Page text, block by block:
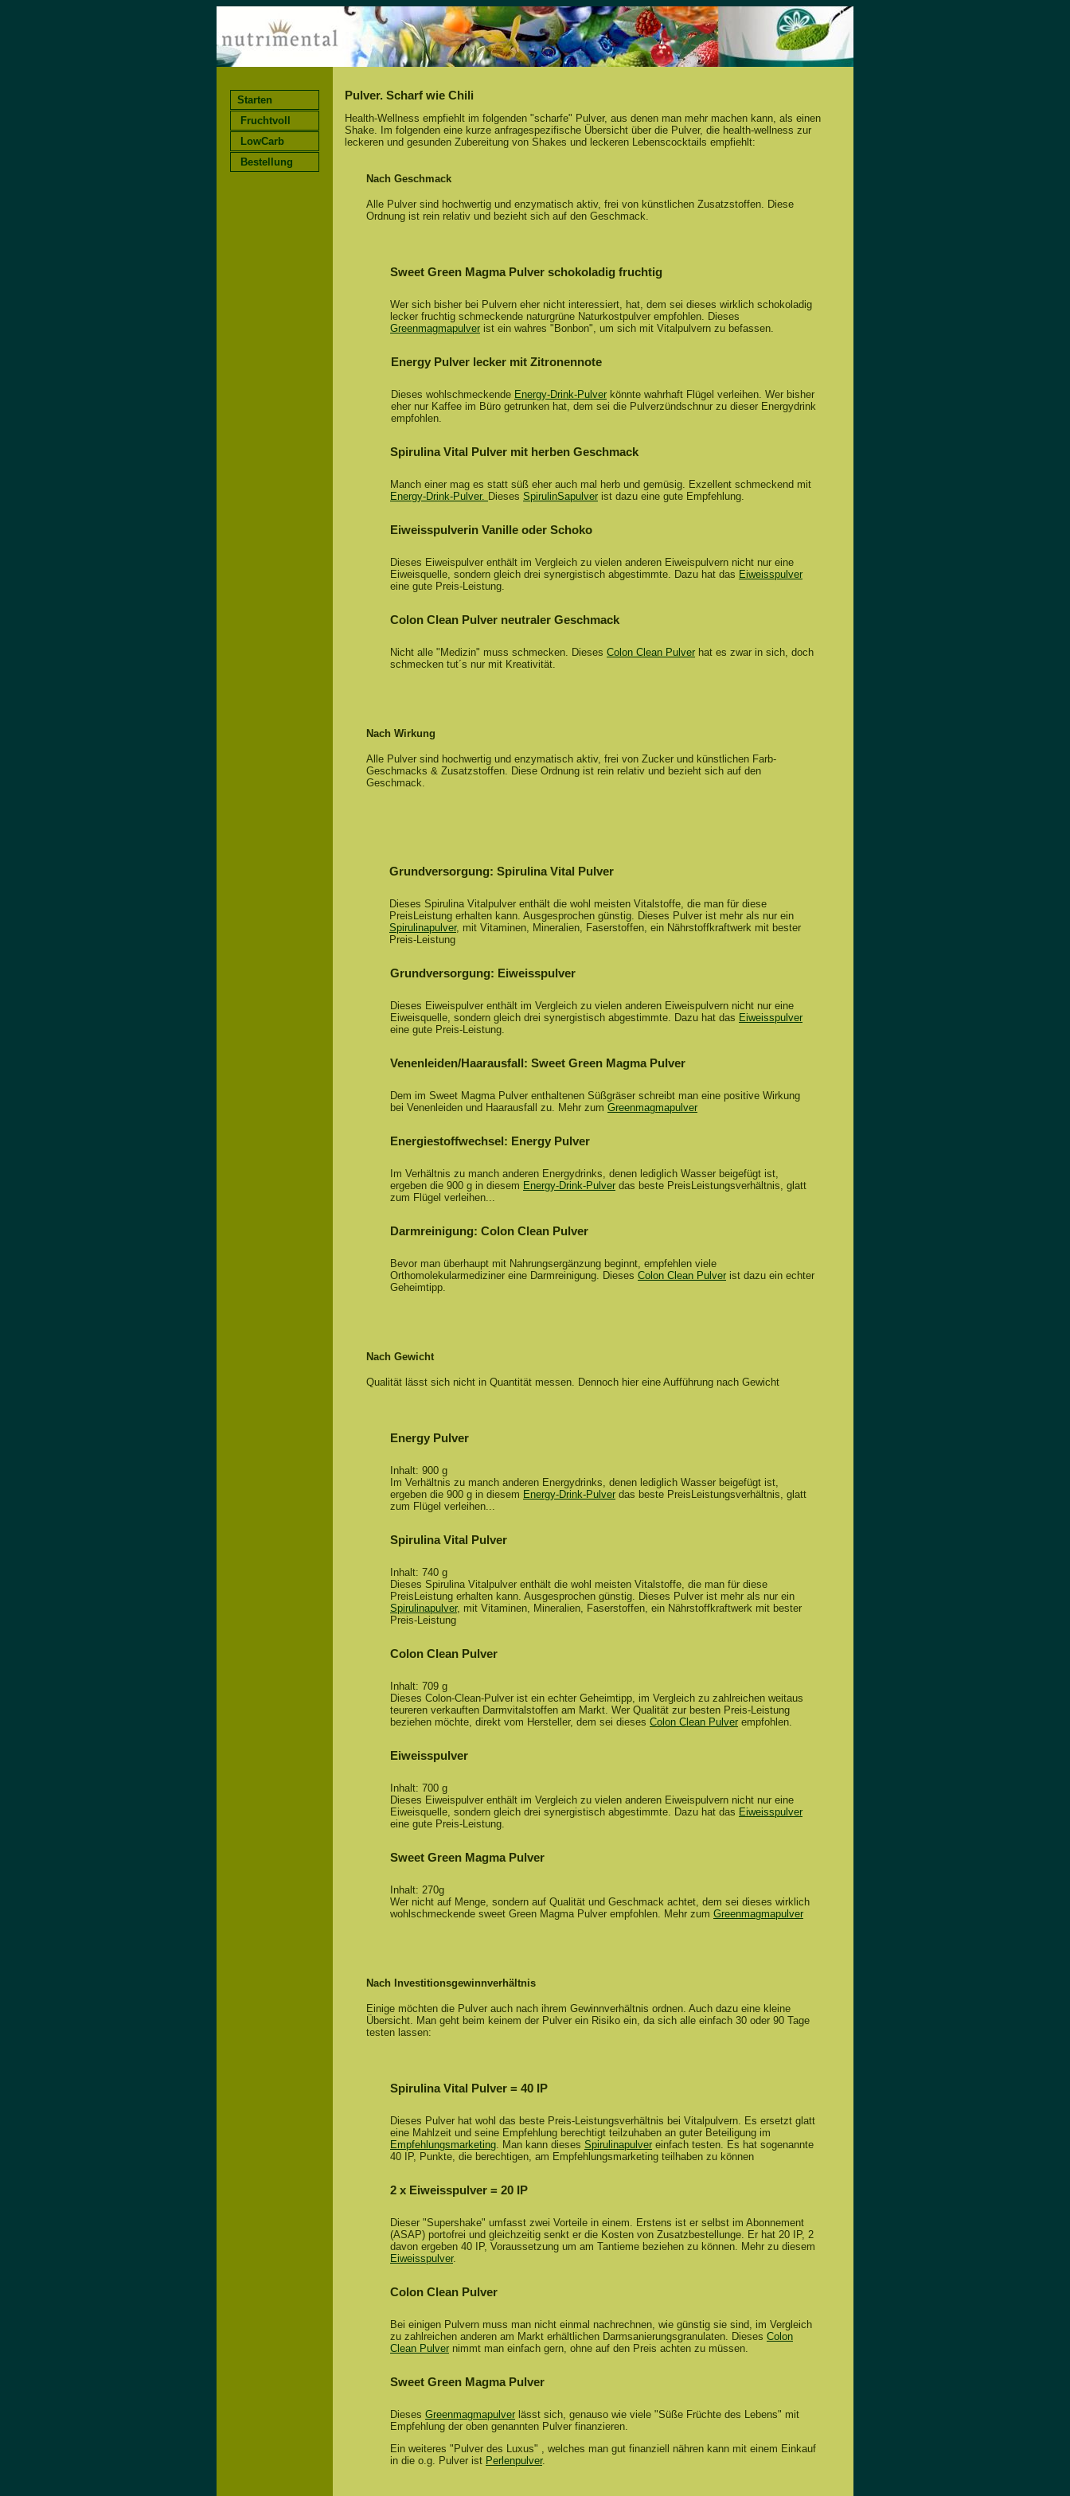
Starten
Fruchtvoll
LowCarb
Bestellung
Pulver. Scharf wie Chili
Health-Wellness empfiehlt im folgenden "scharfe" Pulver, aus denen man mehr machen kann, als einen
Shake. Im folgenden eine kurze anfragespezifische Übersicht über die Pulver, die health-wellness zur
leckeren und gesunden Zubereitung von Shakes und leckeren Lebenscocktails empfiehlt:
Nach Geschmack
Alle Pulver sind hochwertig und enzymatisch aktiv, frei von künstlichen Zusatzstoffen. Diese
Ordnung ist rein relativ und bezieht sich auf den Geschmack.
Sweet Green Magma Pulver schokoladig fruchtig
Wer sich bisher bei Pulvern eher nicht interessiert, hat, dem sei dieses wirklich schokoladig
lecker fruchtig schmeckende naturgrüne Naturkostpulver empfohlen. Dieses
Greenmagmapulver ist ein wahres "Bonbon", um sich mit Vitalpulvern zu befassen.
Energy Pulver lecker mit Zitronennote
Dieses wohlschmeckende Energy-Drink-Pulver könnte wahrhaft Flügel verleihen. Wer bisher
eher nur Kaffee im Büro getrunken hat, dem sei die Pulverzündschnur zu dieser Energydrink
empfohlen.
Spirulina Vital Pulver mit herben Geschmack
Manch einer mag es statt süß eher auch mal herb und gemüsig. Exzellent schmeckend mit
Energy-Drink-Pulver. Dieses SpirulinSapulver ist dazu eine gute Empfehlung.
Eiweisspulverin Vanille oder Schoko
Dieses Eiweispulver enthält im Vergleich zu vielen anderen Eiweispulvern nicht nur eine
Eiweisquelle, sondern gleich drei synergistisch abgestimmte. Dazu hat das Eiweisspulver
eine gute Preis-Leistung.
Colon Clean Pulver neutraler Geschmack
Nicht alle "Medizin" muss schmecken. Dieses Colon Clean Pulver hat es zwar in sich, doch
schmecken tut´s nur mit Kreativität.
Nach Wirkung
Alle Pulver sind hochwertig und enzymatisch aktiv, frei von Zucker und künstlichen Farb-
Geschmacks & Zusatzstoffen. Diese Ordnung ist rein relativ und bezieht sich auf den
Geschmack.
Grundversorgung: Spirulina Vital Pulver
Dieses Spirulina Vitalpulver enthält die wohl meisten Vitalstoffe, die man für diese
PreisLeistung erhalten kann. Ausgesprochen günstig. Dieses Pulver ist mehr als nur ein
Spirulinapulver, mit Vitaminen, Mineralien, Faserstoffen, ein Nährstoffkraftwerk mit bester
Preis-Leistung
Grundversorgung: Eiweisspulver
Dieses Eiweispulver enthält im Vergleich zu vielen anderen Eiweispulvern nicht nur eine
Eiweisquelle, sondern gleich drei synergistisch abgestimmte. Dazu hat das Eiweisspulver
eine gute Preis-Leistung.
Venenleiden/Haarausfall: Sweet Green Magma Pulver
Dem im Sweet Magma Pulver enthaltenen Süßgräser schreibt man eine positive Wirkung
bei Venenleiden und Haarausfall zu. Mehr zum Greenmagmapulver
Energiestoffwechsel: Energy Pulver
Im Verhältnis zu manch anderen Energydrinks, denen lediglich Wasser beigefügt ist,
ergeben die 900 g in diesem Energy-Drink-Pulver das beste PreisLeistungsverhältnis, glatt
zum Flügel verleihen...
Darmreinigung: Colon Clean Pulver
Bevor man überhaupt mit Nahrungsergänzung beginnt, empfehlen viele
Orthomolekularmediziner eine Darmreinigung. Dieses Colon Clean Pulver ist dazu ein echter
Geheimtipp.
Nach Gewicht
Qualität lässt sich nicht in Quantität messen. Dennoch hier eine Aufführung nach Gewicht
Energy Pulver
Inhalt: 900 g
Im Verhältnis zu manch anderen Energydrinks, denen lediglich Wasser beigefügt ist,
ergeben die 900 g in diesem Energy-Drink-Pulver das beste PreisLeistungsverhältnis, glatt
zum Flügel verleihen...
Spirulina Vital Pulver
Inhalt: 740 g
Dieses Spirulina Vitalpulver enthält die wohl meisten Vitalstoffe, die man für diese
PreisLeistung erhalten kann. Ausgesprochen günstig. Dieses Pulver ist mehr als nur ein
Spirulinapulver, mit Vitaminen, Mineralien, Faserstoffen, ein Nährstoffkraftwerk mit bester
Preis-Leistung
Colon Clean Pulver
Inhalt: 709 g
Dieses Colon-Clean-Pulver ist ein echter Geheimtipp, im Vergleich zu zahlreichen weitaus
teureren verkauften Darmvitalstoffen am Markt. Wer Qualität zur besten Preis-Leistung
beziehen möchte, direkt vom Hersteller, dem sei dieses Colon Clean Pulver empfohlen.
Eiweisspulver
Inhalt: 700 g
Dieses Eiweispulver enthält im Vergleich zu vielen anderen Eiweispulvern nicht nur eine
Eiweisquelle, sondern gleich drei synergistisch abgestimmte. Dazu hat das Eiweisspulver
eine gute Preis-Leistung.
Sweet Green Magma Pulver
Inhalt: 270g
Wer nicht auf Menge, sondern auf Qualität und Geschmack achtet, dem sei dieses wirklich
wohlschmeckende sweet Green Magma Pulver empfohlen. Mehr zum Greenmagmapulver
Nach Investitionsgewinnverhältnis
Einige möchten die Pulver auch nach ihrem Gewinnverhältnis ordnen. Auch dazu eine kleine
Übersicht. Man geht beim keinem der Pulver ein Risiko ein, da sich alle einfach 30 oder 90 Tage
testen lassen:
Spirulina Vital Pulver = 40 IP
Dieses Pulver hat wohl das beste Preis-Leistungsverhältnis bei Vitalpulvern. Es ersetzt glatt
eine Mahlzeit und seine Empfehlung berechtigt teilzuhaben an guter Beteiligung im
Empfehlungsmarketing. Man kann dieses Spirulinapulver einfach testen. Es hat sogenannte
40 IP, Punkte, die berechtigen, am Empfehlungsmarketing teilhaben zu können
2 x Eiweisspulver = 20 IP
Dieser "Supershake" umfasst zwei Vorteile in einem. Erstens ist er selbst im Abonnement
(ASAP) portofrei und gleichzeitig senkt er die Kosten von Zusatzbestellunge. Er hat 20 IP, 2
davon ergeben 40 IP, Voraussetzung um am Tantieme beziehen zu können. Mehr zu diesem
Eiweisspulver.
Colon Clean Pulver
Bei einigen Pulvern muss man nicht einmal nachrechnen, wie günstig sie sind, im Vergleich
zu zahlreichen anderen am Markt erhältlichen Darmsanierungsgranulaten. Dieses Colon
Clean Pulver nimmt man einfach gern, ohne auf den Preis achten zu müssen.
Sweet Green Magma Pulver
Dieses Greenmagmapulver lässt sich, genauso wie viele "Süße Früchte des Lebens" mit
Empfehlung der oben genannten Pulver finanzieren.
Ein weiteres "Pulver des Luxus" , welches man gut finanziell nähren kann mit einem Einkauf
in die o.g. Pulver ist Perlenpulver.